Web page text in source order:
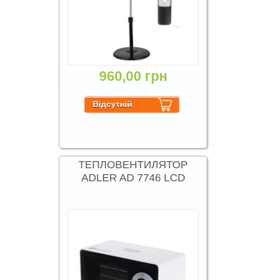
960,00 грн
ТЕПЛОВЕНТИЛЯТОР
ADLER AD 7746 LCD